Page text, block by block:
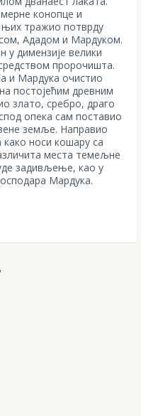
конопце и
њих тражио потврду
Ададом и Мардуком.
у димензије велики
пророчишта.
и Мардука очистио
постојећим древним
злато, сребро, драго
опека сам поставио
земље. Направио
како носи кошару са
места темељне
задивљење, као у
Мардука.